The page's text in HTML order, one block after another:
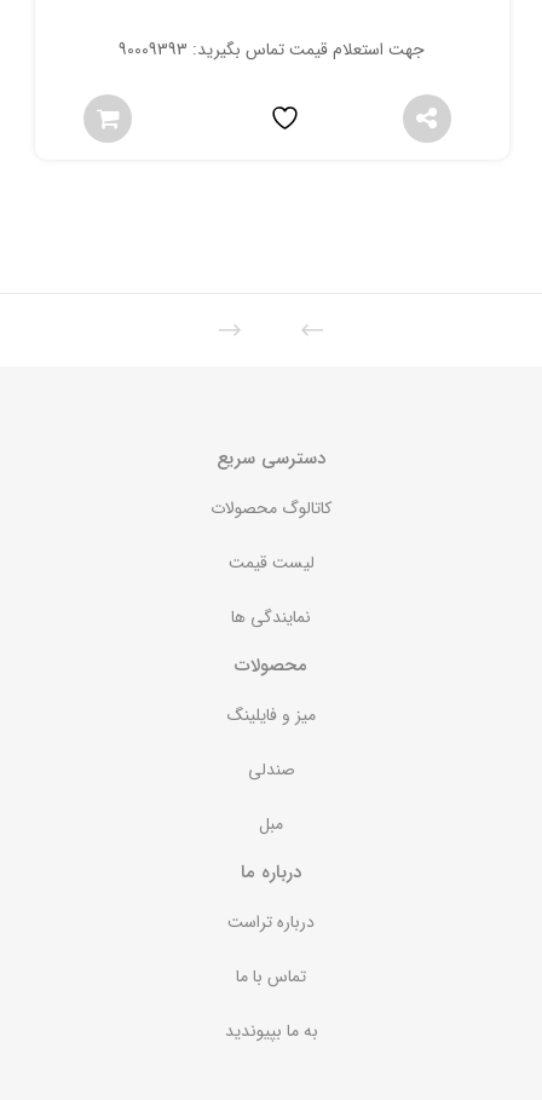
جهت استعلام قیمت تماس بگیرید: 90009393
دسترسی سریع
کاتالوگ محصولات
لیست قیمت
نمایندگی ها
محصولات
میز و فایلینگ
صندلی
مبل
درباره ما
درباره تراست
تماس با ما
به ما بپیوندید